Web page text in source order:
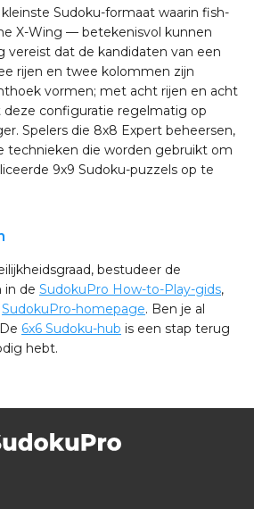
Sudoku-formaat waarin fish-
X-Wing — betekenisvol kunnen
vereist dat de kandidaten van een
rijen en twee kolommen zijn
vormen; met acht rijen en acht
configuratie regelmatig op
Spelers die 8x8 Expert beheersen,
technieken die worden gebruikt om
9x9 Sudoku-puzzels op te
bestudeer de
in de SudokuPro How-to-Play-gids,
SudokuPro-homepage. Ben je al
6x6 Sudoku-hub is een stap terug
hebt.